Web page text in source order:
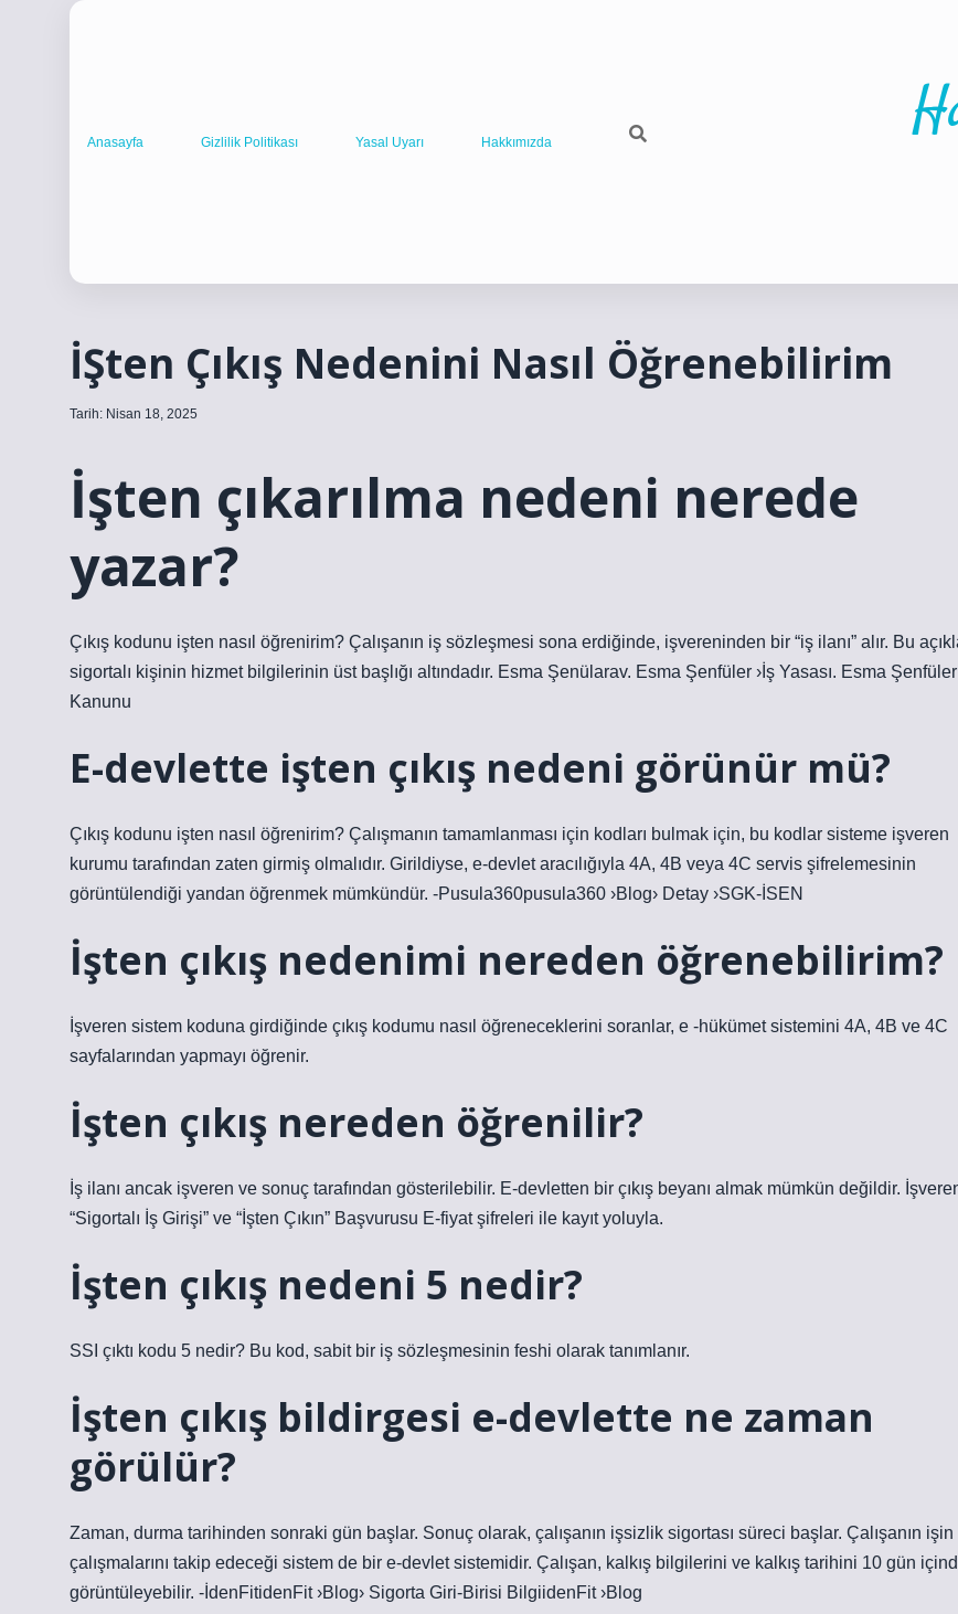
Anasayfa Gizlilik Politikası Yasal Uyarı Hakkımızda
İŞten Çıkış Nedenini Nasıl Öğrenebilirim
Tarih: Nisan 18, 2025
İşten çıkarılma nedeni nerede
yazar?
Çıkış kodunu işten nasıl öğrenirim? Çalışanın iş sözleşmesi sona erdiğinde, işvereninden bir “iş ilanı” alır. Bu
sigortalı kişinin hizmet bilgilerinin üst başlığı altındadır. Esma Şenülarav. Esma Şenfüler ›İş Yasası. Esma Şenfüler
Kanunu
E-devlette işten çıkış nedeni görünür mü?
Çıkış kodunu işten nasıl öğrenirim? Çalışmanın tamamlanması için kodları bulmak için, bu kodlar sisteme işveren
kurumu tarafından zaten girmiş olmalıdır. Girildiyse, e-devlet aracılığıyla 4A, 4B veya 4C servis şifrelemesinin
görüntülendiği yandan öğrenmek mümkündür. -Pusula360pusula360 ›Blog› Detay ›SGK-İSEN
İşten çıkış nedenimi nereden öğrenebilirim?
İşveren sistem koduna girdiğinde çıkış kodumu nasıl öğreneceklerini soranlar, e -hükümet sistemini 4A, 4B ve 4C
sayfalarından yapmayı öğrenir.
İşten çıkış nereden öğrenilir?
İş ilanı ancak işveren ve sonuç tarafından gösterilebilir. E-devletten bir çıkış beyanı almak mümkün değildir.
“Sigortalı İş Girişi” ve “İşten Çıkın” Başvurusu E-fiyat şifreleri ile kayıt yoluyla.
İşten çıkış nedeni 5 nedir?
SSI çıktı kodu 5 nedir? Bu kod, sabit bir iş sözleşmesinin feshi olarak tanımlanır.
İşten çıkış bildirgesi e-devlette ne zaman
görülür?
Zaman, durma tarihinden sonraki gün başlar. Sonuç olarak, çalışanın işsizlik sigortası süreci başlar. Çalışanın işin
çalışmalarını takip edeceği sistem de bir e-devlet sistemidir. Çalışan, kalkış bilgilerini ve kalkış tarihini 10 gün
görüntüleyebilir. -İdenFitidenFit ›Blog› Sigorta Giri-Birisi BilgiidenFit ›Blog